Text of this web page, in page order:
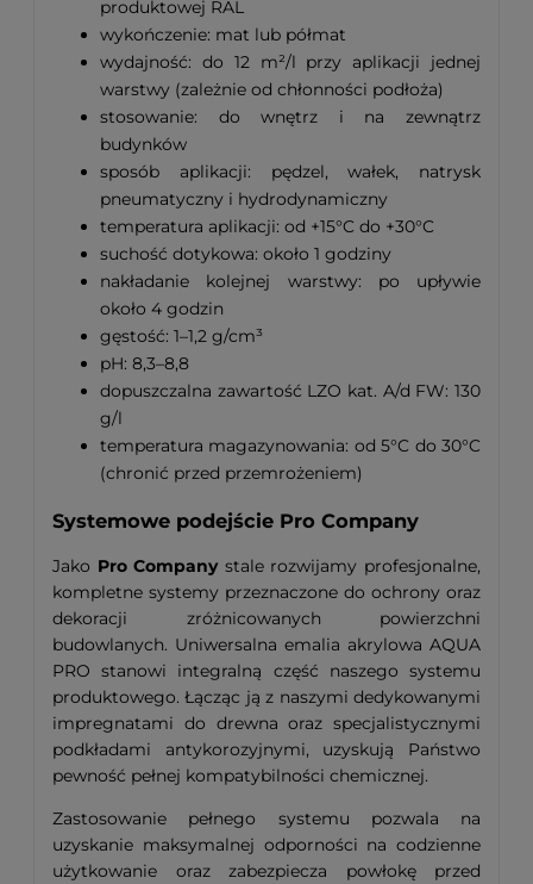
produktowej RAL
wykończenie: mat lub półmat
wydajność: do 12 m²/l przy aplikacji jednej
warstwy (zależnie od chłonności podłoża)
stosowanie: do wnętrz i na zewnątrz
budynków
sposób aplikacji: pędzel, wałek, natrysk
pneumatyczny i hydrodynamiczny
temperatura aplikacji: od +15°C do +30°C
suchość dotykowa: około 1 godziny
nakładanie kolejnej warstwy: po upływie
około 4 godzin
gęstość: 1–1,2 g/cm³
pH: 8,3–8,8
dopuszczalna zawartość LZO kat. A/d FW: 130
g/l
temperatura magazynowania: od 5°C do 30°C
(chronić przed przemrożeniem)
Systemowe podejście Pro Company
Jako Pro Companystale rozwijamy profesjonalne,
kompletne systemy przeznaczone do ochrony oraz
dekoracji zróżnicowanych powierzchni
budowlanych. Uniwersalna emalia akrylowa AQUA
PRO stanowi integralną część naszego systemu
produktowego. Łącząc ją z naszymi dedykowanymi
impregnatami do drewna oraz specjalistycznymi
podkładami antykorozyjnymi, uzyskują Państwo
pewność pełnej kompatybilności chemicznej.
Zastosowanie pełnego systemu pozwala na
uzyskanie maksymalnej odporności na codzienne
użytkowanie oraz zabezpiecza powłokę przed